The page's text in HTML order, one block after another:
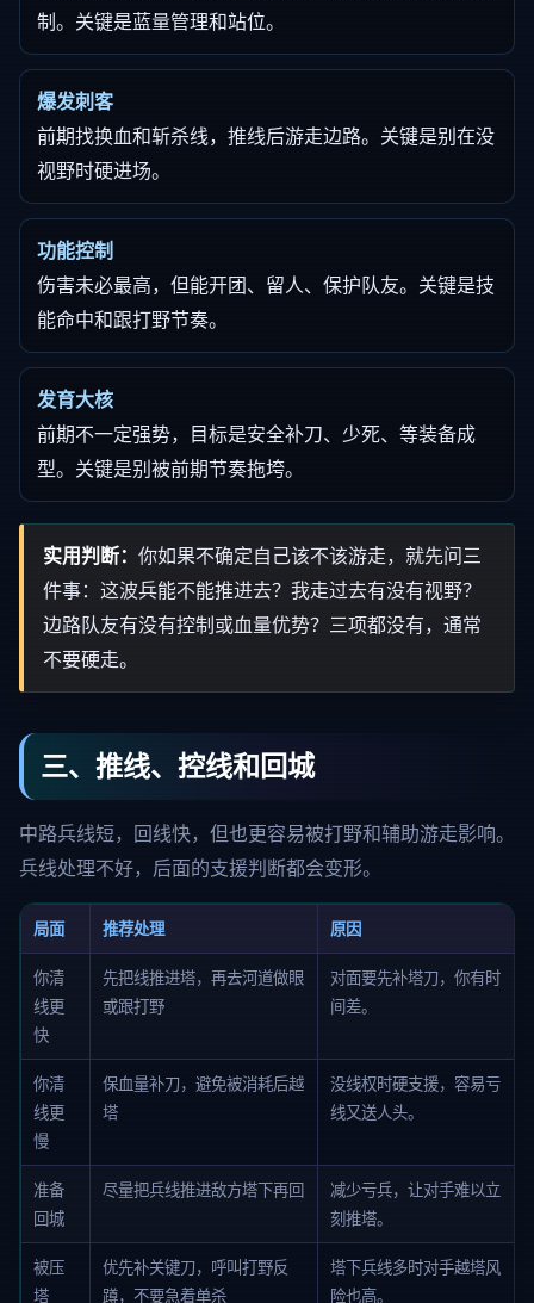
制。关键是蓝量管理和站位。
爆发刺客
前期找换血和斩杀线，推线后游走边路。关键是别在没
视野时硬进场。
功能控制
伤害未必最高，但能开团、留人、保护队友。关键是技
能命中和跟打野节奏。
发育大核
前期不一定强势，目标是安全补刀、少死、等装备成
型。关键是别被前期节奏拖垮。
实用判断： 你如果不确定自己该不该游走，就先问三
件事：这波兵能不能推进去？我走过去有没有视野？
边路队友有没有控制或血量优势？三项都没有，通常
不要硬走。
三、推线、控线和回城
中路兵线短，回线快，但也更容易被打野和辅助游走影响。
兵线处理不好，后面的支援判断都会变形。
局面 推荐处理 原因
你清
线更
快
先把线推进塔，再去河道做眼
或跟打野
对面要先补塔刀，你有时
间差。
你清
线更
慢
保血量补刀，避免被消耗后越
塔
没线权时硬支援，容易亏
线又送人头。
准备
回城
尽量把兵线推进敌方塔下再回
减少亏兵，让对手难以立
刻推塔。
被压
塔
优先补关键刀，呼叫打野反
蹲，不要急着单杀
塔下兵线多时对手越塔风
险也高。